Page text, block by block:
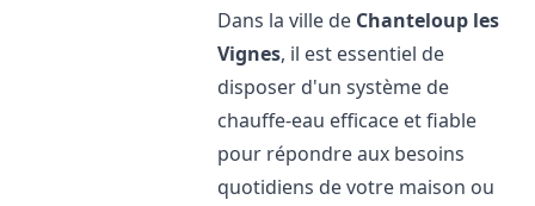
Dans la ville de Chanteloup les
Vignes, il est essentiel de
disposer d'un système de
chauffe-eau efficace et fiable
pour répondre aux besoins
quotidiens de votre maison ou